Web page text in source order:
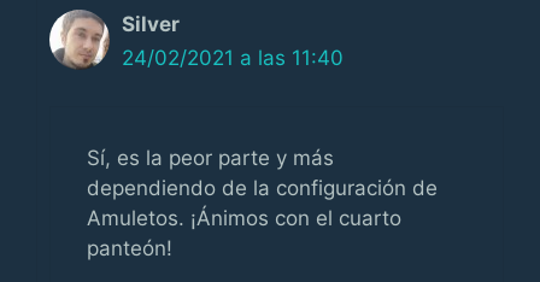
Silver
24/02/2021 a las 11:40
Sí, es la peor parte y más
dependiendo de la configuración de
Amuletos. ¡Ánimos con el cuarto
panteón!